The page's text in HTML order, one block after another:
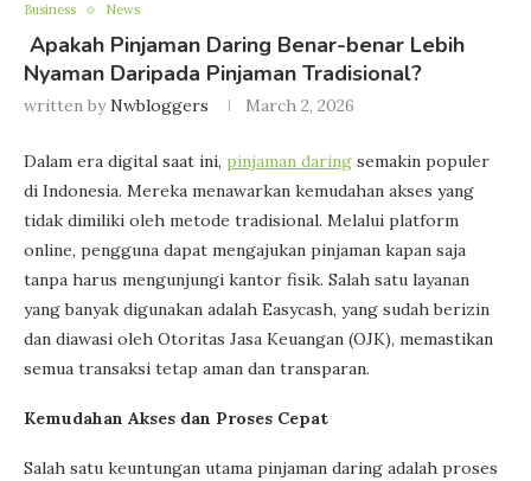
Business News
Apakah Pinjaman Daring Benar-benar Lebih
Nyaman Daripada Pinjaman Tradisional?
written byNwbloggers March 2, 2026
Dalam era digital saat ini, pinjaman daring semakin populer
di Indonesia. Mereka menawarkan kemudahan akses yang
tidak dimiliki oleh metode tradisional. Melalui platform
online, pengguna dapat mengajukan pinjaman kapan saja
tanpa harus mengunjungi kantor fisik. Salah satu layanan
yang banyak digunakan adalah Easycash, yang sudah berizin
dan diawasi oleh Otoritas Jasa Keuangan (OJK), memastikan
semua transaksi tetap aman dan transparan.
Kemudahan Akses dan Proses Cepat
Salah satu keuntungan utama pinjaman daring adalah proses